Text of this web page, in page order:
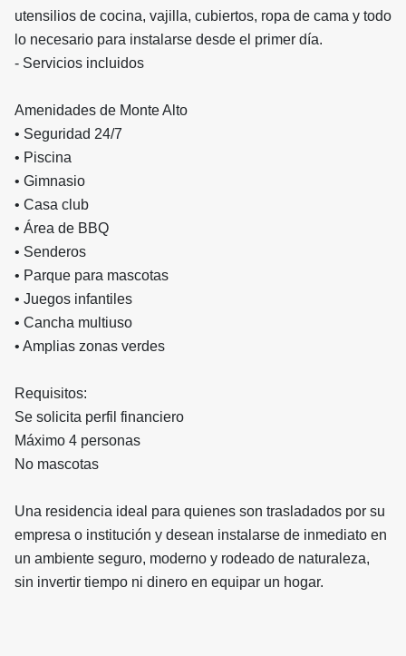
utensilios de cocina, vajilla, cubiertos, ropa de cama y todo
lo necesario para instalarse desde el primer día.
- Servicios incluidos
Amenidades de Monte Alto
• Seguridad 24/7
• Piscina
• Gimnasio
• Casa club
• Área de BBQ
• Senderos
• Parque para mascotas
• Juegos infantiles
• Cancha multiuso
• Amplias zonas verdes
Requisitos:
Se solicita perfil financiero
Máximo 4 personas
No mascotas
Una residencia ideal para quienes son trasladados por su
empresa o institución y desean instalarse de inmediato en
un ambiente seguro, moderno y rodeado de naturaleza,
sin invertir tiempo ni dinero en equipar un hogar.